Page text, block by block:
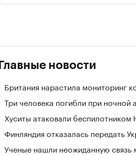
Главные новости
Британия нарастила мониторинг
Три человека погибли при ночной
Хуситы атаковали
Финляндия отказалась передать
Ученые нашли неожиданную